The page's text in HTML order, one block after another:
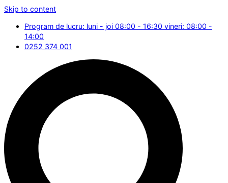
Skip to content
Program de lucru: luni - joi 08:00 - 16:30 vineri: 08:00 -
14:00
0252 374 001